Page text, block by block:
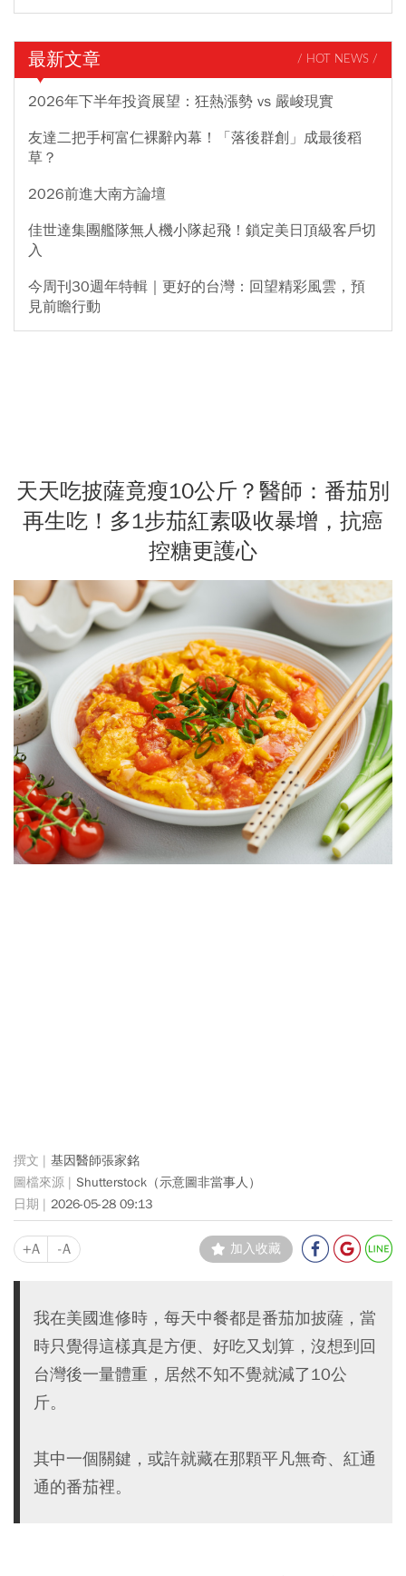
最新文章 / HOT NEWS /
2026年下半年投資展望：狂熱漲勢 vs 嚴峻現實
友達二把手柯富仁裸辭內幕！「落後群創」成最後稻
草？
2026前進大南方論壇
佳世達集團艦隊無人機小隊起飛！鎖定美日頂級客戶切
入
今周刊30週年特輯｜更好的台灣：回望精彩風雲，預
見前瞻行動
天天吃披薩竟瘦10公斤？醫師：番茄別
再生吃！多1步茄紅素吸收暴增，抗癌
控糖更護心
基因醫師張家銘
Shutterstock（示意圖非當事人）
2026-05-28 09:13
+A -A 加入收藏
我在美國進修時，每天中餐都是番茄加披薩，當
時只覺得這樣真是方便、好吃又划算，沒想到回
台灣後一量體重，居然不知不覺就減了10公
斤。
其中一個關鍵，或許就藏在那顆平凡無奇、紅通
通的番茄裡。